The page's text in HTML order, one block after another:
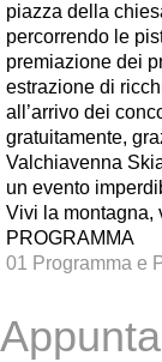
piazza della
percorrendo le
premiazione dei
estrazione di
all’arrivo dei
gratuitamente,
Valchiavenna
un evento
Vivi la montagna,
PROGRAMMA
01 Programma e